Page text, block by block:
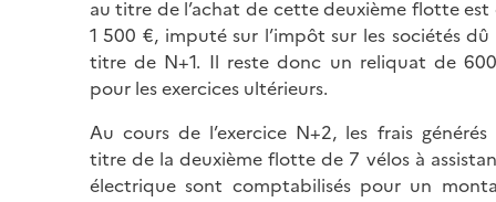
au titre de l’achat de cette deuxième flotte est
1 500 €, imputé sur l’impôt sur les sociétés dû
titre de N+1. Il reste donc un reliquat de
pour les exercices ultérieurs.
Au cours de l’exercice N+2, les frais générés
titre de la deuxième flotte de 7 vélos à
électrique sont comptabilisés pour un